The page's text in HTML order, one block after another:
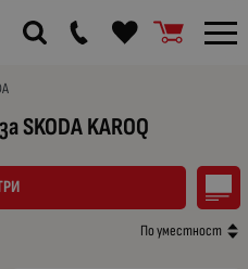
SKODA KAROQ
По уместност